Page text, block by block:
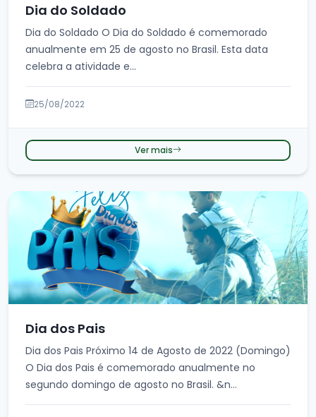
Dia do Soldado
Dia do Soldado O Dia do Soldado é comemorado
anualmente em 25 de agosto no Brasil. Esta data
celebra a atividade e...
25/08/2022
Ver mais
Dia dos Pais
Dia dos Pais Próximo 14 de Agosto de 2022 (Domingo)
O Dia dos Pais é comemorado anualmente no
segundo domingo de agosto no Brasil. &n...